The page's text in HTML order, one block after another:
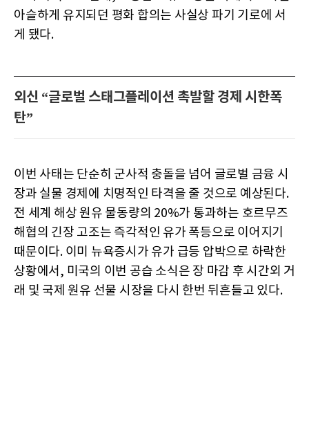
아슬하게 유지되던 평화 합의는 사실상 파기 기로에 서
게 됐다.
외신 “글로벌 스태그플레이션 촉발할 경제 시한폭
탄”
이번 사태는 단순히 군사적 충돌을 넘어 글로벌 금융 시
장과 실물 경제에 치명적인 타격을 줄 것으로 예상된다.
전 세계 해상 원유 물동량의 20%가 통과하는 호르무즈
해협의 긴장 고조는 즉각적인 유가 폭등으로 이어지기
때문이다. 이미 뉴욕증시가 유가 급등 압박으로 하락한
상황에서, 미국의 이번 공습 소식은 장 마감 후 시간외 거
래 및 국제 원유 선물 시장을 다시 한번 뒤흔들고 있다.